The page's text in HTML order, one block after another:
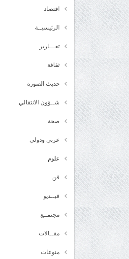
اقتصاد
الرئيسيــة
تقـــارير
ثقافة
حديث الصورة
شــؤون الانتقالي
صحة
عربي ودولي
علوم
فن
فيــديو
مجتمــع
مقــالات
منوعات